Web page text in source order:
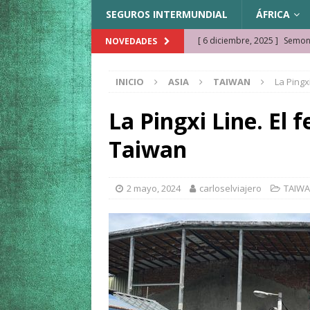
SEGUROS INTERMUNDIAL ÁFRICA
NOVEDADES [ 6 diciembre, 2025 ]
KAZAJISTÁN
[ 22 noviembre, 2025 ]
[ 15 marzo, 2026 ] Ela
INICIO ASIA TAIWAN La
La Pingxi Line. El
Taiwan
2 mayo, 2024 carloselviajero